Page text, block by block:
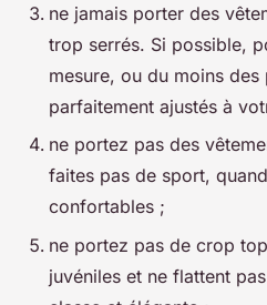
ne jamais porter des
trop serrés. Si possible,
mesure, ou du moins
parfaitement ajustés à
ne portez pas des
faites pas de sport,
confortables ;
ne portez pas de crop
juvéniles et ne flattent